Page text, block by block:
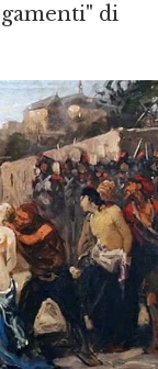
di